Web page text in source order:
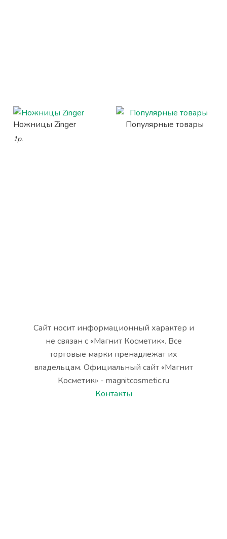
Ножницы Zinger
1р.
Популярные товары
Сайт носит информационный характер и
не связан с «Магнит Косметик». Все
торговые марки пренадлежат их
владельцам. Официальный сайт «Магнит
Косметик» - magnitcosmetic.ru
Контакты